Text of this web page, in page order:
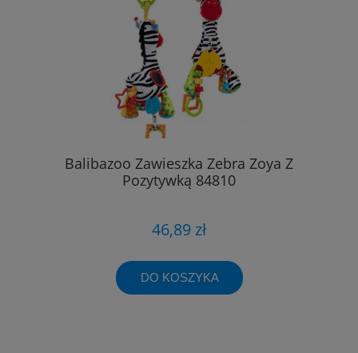
Balibazoo Zawieszka Zebra Zoya Z
Pozytywką 84810
46,89 zł
DO KOSZYKA